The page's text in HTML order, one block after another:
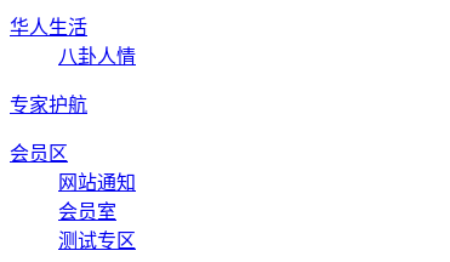
华人生活
八卦人情
专家护航
会员区
网站通知
会员室
测试专区